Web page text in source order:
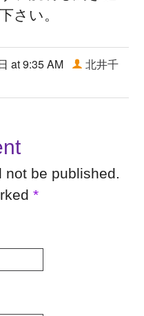
さい。
at 9:35 AM
北井千
not be published.
*